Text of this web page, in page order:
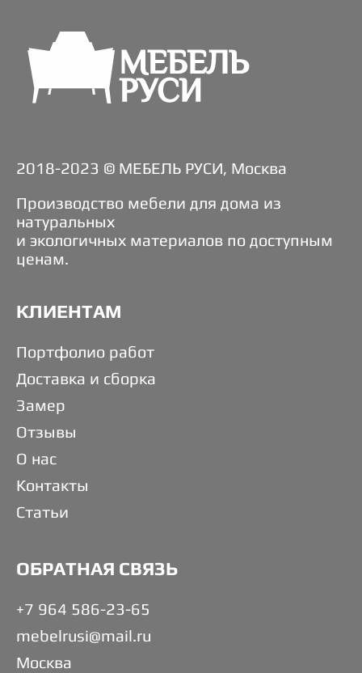
2018-2023 © МЕБЕЛЬ РУСИ, Москва
Производство мебели для дома из
натуральных
и экологичных материалов по доступным
ценам.
КЛИЕНТАМ
Портфолио работ
Доставка и сборка
Замер
Отзывы
О нас
Контакты
Статьи
ОБРАТНАЯ СВЯЗЬ
+7 964 586-23-65
mebelrusi@mail.ru
Москва